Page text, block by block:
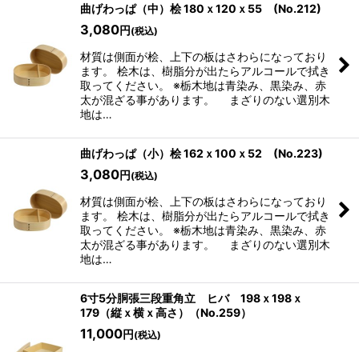
曲げわっぱ（中）桧 180ｘ120ｘ55 (No.212)
3,080円(税込)
材質は側面が桧、上下の板はさわらになっており
ます。 桧木は、樹脂分が出たらアルコールで拭き
取ってください。 ※栃木地は青染み、黒染み、赤
太が混ざる事があります。 まざりのない選別木
地は…
曲げわっぱ（小）桧 162ｘ100ｘ52 (No.223)
3,080円(税込)
材質は側面が桧、上下の板はさわらになっており
ます。 桧木は、樹脂分が出たらアルコールで拭き
取ってください。 ※栃木地は青染み、黒染み、赤
太が混ざる事があります。 まざりのない選別木
地は…
6寸5分胴張三段重角立 ヒバ 198ｘ198ｘ
179（縦ｘ横ｘ高さ）（No.259）
11,000円(税込)